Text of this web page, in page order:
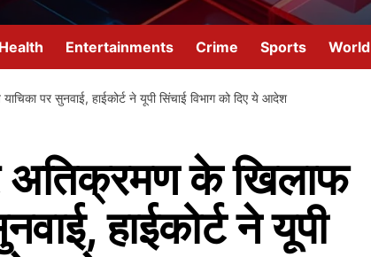
Health Entertainments Crime Sports World
पर सुनवाई, हाईकोर्ट ने यूपी सिंचाई विभाग को दिए ये आदेश
अतिक्रमण के खिलाफ
हाईकोर्ट ने यूपी